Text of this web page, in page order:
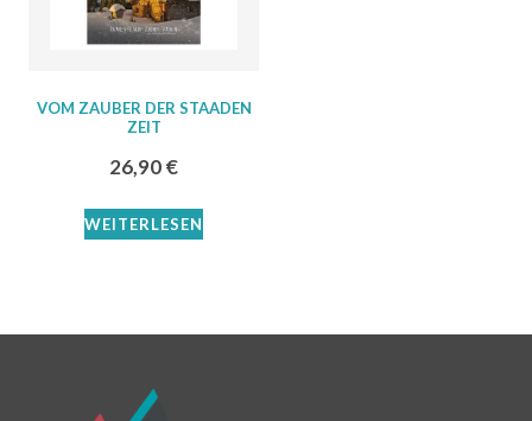
VOM ZAUBER DER STAADEN
ZEIT
26,90€
WEITERLESEN